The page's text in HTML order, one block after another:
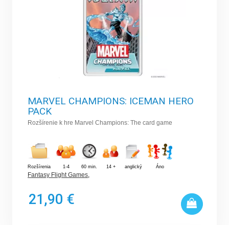
MARVEL CHAMPIONS: ICEMAN HERO
PACK
Rozšírenie k hre Marvel Champions: The card game
Rozšírenia 1-4 60 min. 14 + anglický Áno
Fantasy Flight Games,
21,90 €